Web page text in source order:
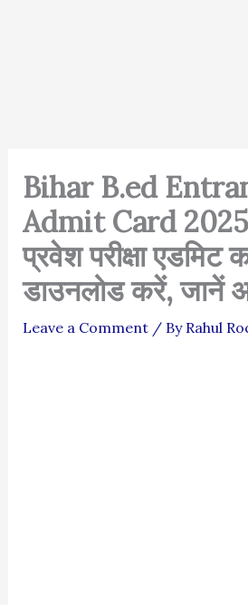
Bihar B.ed
Admit Card 2025:
प्रवेश परीक्षा एडमिट
डाउनलोड करें, जानें
Leave a Comment / By Rahul